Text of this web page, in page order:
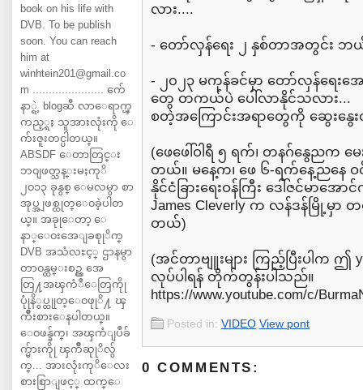
book on his life with
DVB. To be publish
soon. You can reach
him at
winhtein201@gmail.co
m ...................... က်ေ
နာ္ရဲ့ blogဆီ လာေရာက္ၾ
ကည့္ရႈ သူအားလုံးကို ေ
က်းဇူးတင္ပါတယ္။
ABSDF ေတာတြင္း
ဘ၀ျဖတ္သန္းမႈကုိ
၂၀၁၃ ခုနွစ္ ေမလမွာ စာ
အုပ္အျဖစ္ထုတ္ေ၀ခဲ့ပါတ
ယ္။ အခုုေတာ့ ေ
နာ္ေ၀းအေျခစုုိက္
DVB အသံလႊင့္ ဌာနမွာ
တာ၀န္ထမ္းစဥ္က အေ
တြ႔အၾကံဳေတြကိုု
ပုုံနိွပ္ထုုတ္ေ၀ဖုုိ႔ ၾ
ကိဳးစားေနပါတယ္။
ေ၀ဖန္ခ်က္၊ အၾကံျပဳခ်
က္မ်ားကိုု ၾကိဳဆုုိလ်ွ
က္... အားလုံးကုိေလး
စားစြာျဖင့္ ထက္ေ
လား....
- တော်လှန်ရေး ၂ နှစ်တာအတွင်း
- ၂၀၂၃ မကုန်ခင်မှာ တော်လှန်ရေး
တွေ တကယ်ပဲ ပေါ်လာနိုင်သလား...
စတဲ့အကြောင်းအရာတွေကို ဆွေးနွေး
(ဖေဖေါ်ဝါရီ ၅ ရက်၊ တနဂ်နွေညက မေ
တယ်။ မနေ့က၊ ဖေ ၆-ရက်နေ့ညနေ
နိုင်ငံခြားရေးဝန်ကြီး ဒေါ်ဇင်မာအော
James Cleverly က လန်ဒန်မြို့မှ
တယ်)
(အင်တာဗျူးများ ကြည့်ပြီးပါက ဤ
လုပ်ပါရန် တိုက်တွန်းပါသည်။
https://www.youtube.com/c/
Posted in: VIDEO View pont
0 COMMENTS: